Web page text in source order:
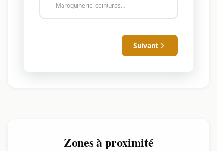
Maroquinerie, ceintures…
Suivant
Zones à proximité